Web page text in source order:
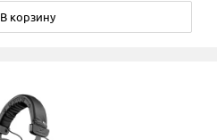
В корзину